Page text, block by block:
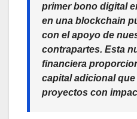
primer bono digital
en una blockchain
con el apoyo de
contrapartes. Esta
financiera
capital adicional
proyectos con